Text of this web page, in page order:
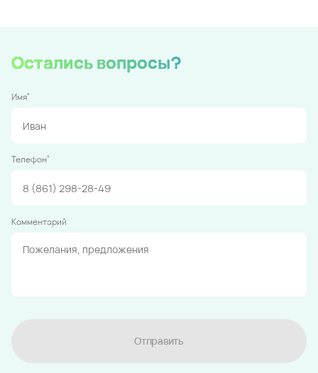
Остались вопросы?
Имя*
Телефон*
Комментарий
Отправить